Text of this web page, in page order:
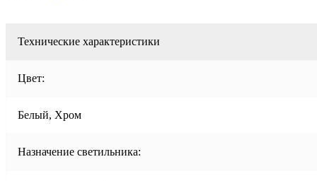
Технические характеристики
Цвет:
Белый, Хром
Назначение светильника: